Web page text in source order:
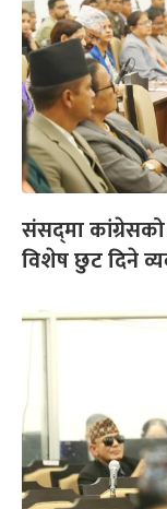
संसद्‌मा कांग्रेसको
विशेष छुट दिने